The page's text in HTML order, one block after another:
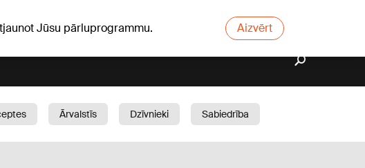
Jūsu pārluprogrammu. Aizvērt
Ārvalstīs Dzīvnieki
Sabiedrība